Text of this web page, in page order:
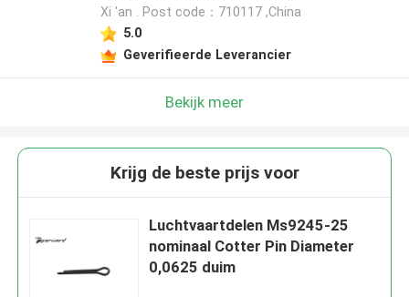
Xi 'an . Post code：710117 ,China
5.0
Geverifieerde Leverancier
Bekijk meer
Krijg de beste prijs voor
Luchtvaartdelen Ms9245-25
nominaal Cotter Pin Diameter
0,0625 duim